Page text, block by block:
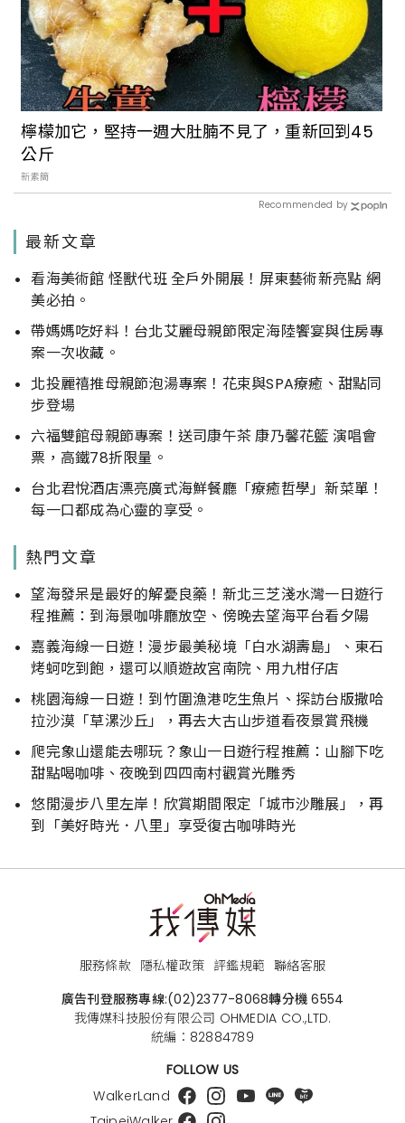
檸檬加它，堅持一週大肚腩不見了，重新回到45
公斤
新素簡
Recommended by
最新文章
看海美術館 怪獸代班 全戶外開展！屏東藝術新亮點 網
美必拍。
帶媽媽吃好料！台北艾麗母親節限定海陸饗宴與住房專
案一次收藏。
北投麗禧推母親節泡湯專案！花束與SPA療癒、甜點同
步登場
六福雙館母親節專案！送司康午茶 康乃馨花籃 演唱會
票，高鐵78折限量。
台北君悅酒店漂亮廣式海鮮餐廳「療癒哲學」新菜單！
每一口都成為心靈的享受。
熱門文章
望海發呆是最好的解憂良藥！新北三芝淺水灣一日遊行
程推薦：到海景咖啡廳放空、傍晚去望海平台看夕陽
嘉義海線一日遊！漫步最美秘境「白水湖壽島」、東石
烤蚵吃到飽，還可以順遊故宮南院、用九柑仔店
桃園海線一日遊！到竹圍漁港吃生魚片、探訪台版撒哈
拉沙漠「草漯沙丘」，再去大古山步道看夜景賞飛機
爬完象山還能去哪玩？象山一日遊行程推薦：山腳下吃
甜點喝咖啡、夜晚到四四南村觀賞光雕秀
悠閒漫步八里左岸！欣賞期間限定「城市沙雕展」，再
到「美好時光．八里」享受復古咖啡時光
服務條款 隱私權政策 評鑑規範 聯絡客服
廣告刊登服務專線:(02)2377-8068轉分機 6554
我傳媒科技股份有限公司 OHMEDIA CO.,LTD.
統編：82884789
FOLLOW US
WalkerLand